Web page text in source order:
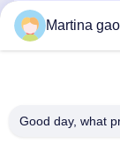
最もよい
Martina gao
Good day, what